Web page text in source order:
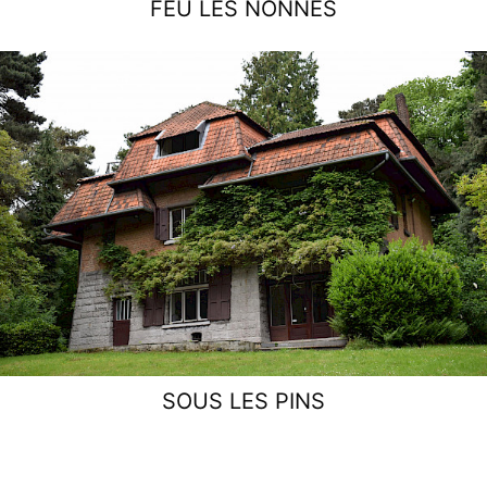
FEU LES NONNES
SOUS LES PINS